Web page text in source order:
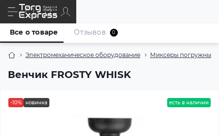
Электромеханическое оборудование Миксеры погружные
Венчик FROSTY WHISK
Все о товаре Отзывов 0
-10% новинка есть в наличии